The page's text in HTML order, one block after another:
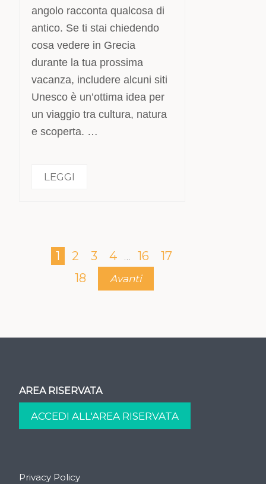
angolo racconta qualcosa di
antico. Se ti stai chiedendo
cosa vedere in Grecia
durante la tua prossima
vacanza, includere alcuni siti
Unesco è un’ottima idea per
un viaggio tra cultura, natura
e scoperta. …
LEGGI
1 2 3 4 … 16
17
18
Avanti
AREA RISERVATA
Privacy Policy